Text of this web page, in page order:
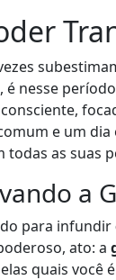
é nesse
e um
todas as suas
a
para infundir
ato: a
quais você